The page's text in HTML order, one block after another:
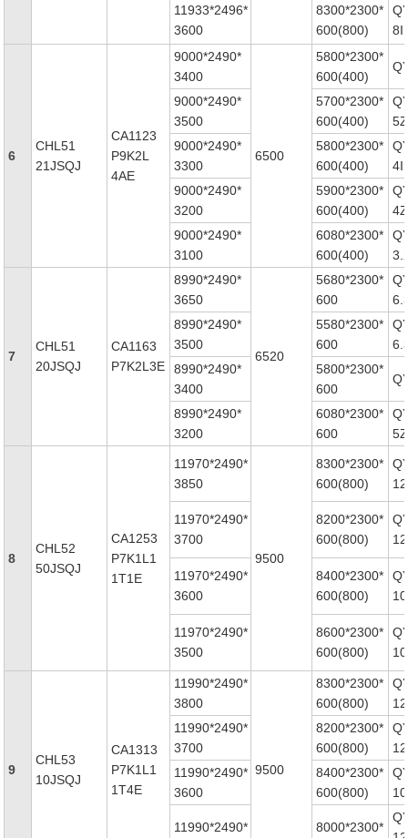
11933*2496*
3600
8300*2300*
600(800)
6
CHL51
21JSQJ
CA1123
P9K2L
4AE
9000*2490*
3400
6500
5800*2300*
600(400)
9000*2490*
3500
5700*2300*
600(400)
9000*2490*
3300
5800*2300*
600(400)
9000*2490*
3200
5900*2300*
600(400)
9000*2490*
3100
6080*2300*
600(400)
7
CHL51
20JSQJ
CA1163
P7K2L3E
8990*2490*
3650
6520
5680*2300*
600
8990*2490*
3500
5580*2300*
600
8990*2490*
3400
5800*2300*
600
8990*2490*
3200
6080*2300*
600
8
CHL52
50JSQJ
CA1253
P7K1L1
1T1E
11970*2490*
3850
9500
8300*2300*
600(800)
11970*2490*
3700
8200*2300*
600(800)
11970*2490*
3600
8400*2300*
600(800)
11970*2490*
3500
8600*2300*
600(800)
9
CHL53
10JSQJ
CA1313
P7K1L1
1T4E
11990*2490*
3800
9500
8300*2300*
600(800)
11990*2490*
3700
8200*2300*
600(800)
11990*2490*
3600
8400*2300*
600(800)
11990*2490* 8000*2300*